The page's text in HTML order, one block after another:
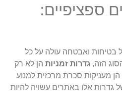
ספציפיים:
בטיחות ואבטחה עולה על כל
הזה, גדרות זמניות הן לא רק
הן מעניקות סכרת מרכזית למנוע
גדרות אלו באתרים עשויה להיות